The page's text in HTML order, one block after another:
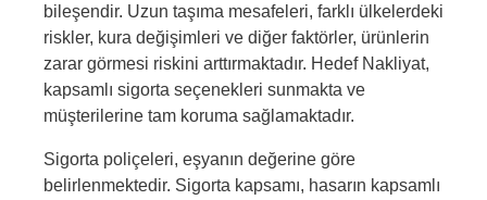
bileşendir. Uzun taşıma mesafeleri, farklı ülkelerdeki
riskler, kura değişimleri ve diğer faktörler, ürünlerin
zarar görmesi riskini arttırmaktadır. Hedef Nakliyat,
kapsamlı sigorta seçenekleri sunmakta ve
müşterilerine tam koruma sağlamaktadır.
Sigorta poliçeleri, eşyanın değerine göre
belirlenmektedir. Sigorta kapsamı, hasarın kapsamlı